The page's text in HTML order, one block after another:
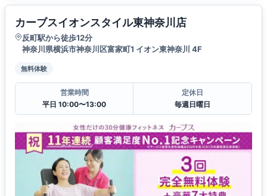
カーブスイオンスタイル東神奈川店
反町駅から徒歩12分
神奈川県横浜市神奈川区富家町1 イオン東神奈川 4F
無料体験
営業時間
平日 10:00〜13:00
定休日
毎週日曜日